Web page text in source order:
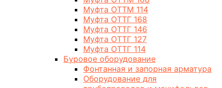
Муфта ОТТМ 114
Муфта ОТТГ 168
Муфта ОТТГ 146
Муфта ОТТГ 127
Муфта ОТТГ 114
Буровое оборудование
Фонтанная и запорная арматура
Оборудование для